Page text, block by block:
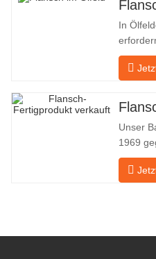
In
hohe
indirekt
und
Unser
1969
nun
von